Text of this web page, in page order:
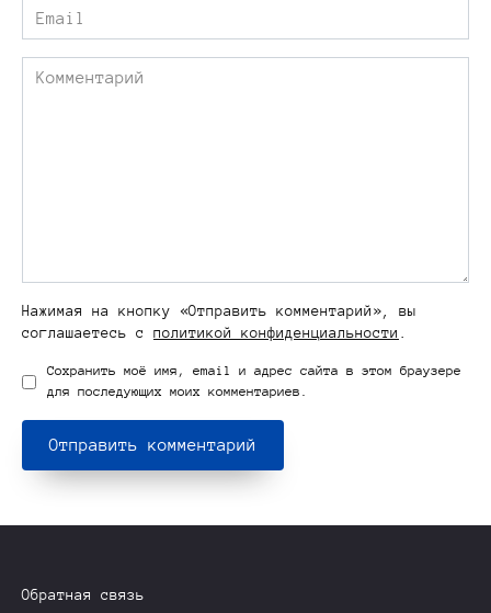
Email
*
Комментарий
Нажимая на кнопку «Отправить комментарий», вы
соглашаетесь с политикой конфиденциальности
Сохранить моё имя, email и адрес сайта в этом браузере
для последующих моих комментариев.
Обратная связь